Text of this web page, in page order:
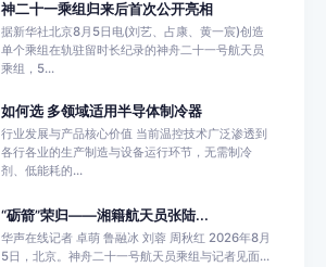
神二十一乘组归来后首次公开亮相
据新华社北京8月5日电(刘艺、占康、黄一宸)创造
单个乘组在轨驻留时长纪录的神舟二十一号航天员
乘组，5...
如何选 多领域适用半导体制冷器
行业发展与产品核心价值 当前温控技术广泛渗透到
各行各业的生产制造与设备运行环节，无需制冷
剂、低能耗的...
“砺箭”荣归——湘籍航天员张陆...
华声在线记者 卓萌 鲁融冰 刘蓉 周秋红 2026年8月
5日，北京。神舟二十一号航天员乘组与记者见面...